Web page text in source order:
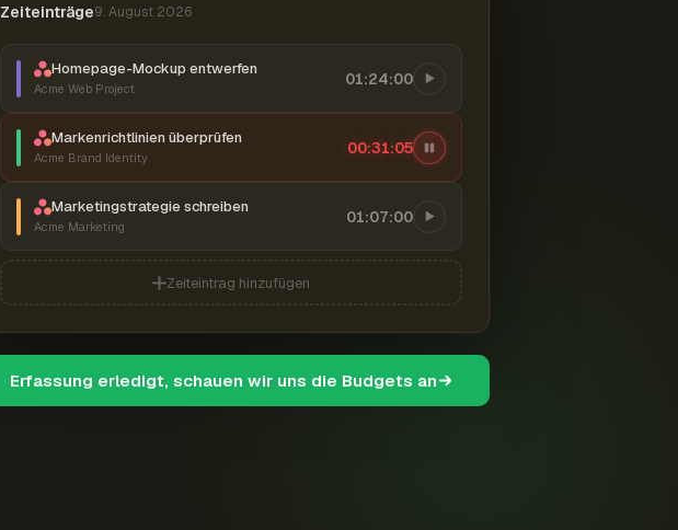
Zeiteinträge9. August 2026
Homepage-Mockup entwerfen
Acme Web Project
01:24:00
Markenrichtlinien überprüfen
Acme Brand Identity
00:31:06
Marketingstrategie schreiben
Acme Marketing
01:07:00
Zeiteintrag hinzufügen
Erfassung erledigt, schauen wir uns die Budgets an